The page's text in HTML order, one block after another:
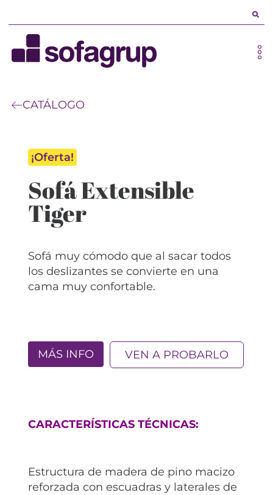
CATÁLOGO
¡Oferta!
Sofá Extensible
Tiger
Sofá muy cómodo que al sacar todos
los deslizantes se convierte en una
cama muy confortable.
MÁS INFO VEN A PROBARLO
CARACTERÍSTICAS TÉCNICAS:
Estructura de madera de pino macizo
reforzada con escuadras y laterales de